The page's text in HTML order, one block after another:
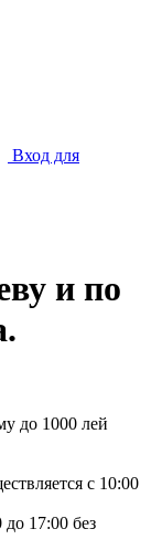
Вход для
и по
до 1000 лей
с 10:00
до 17:00 без